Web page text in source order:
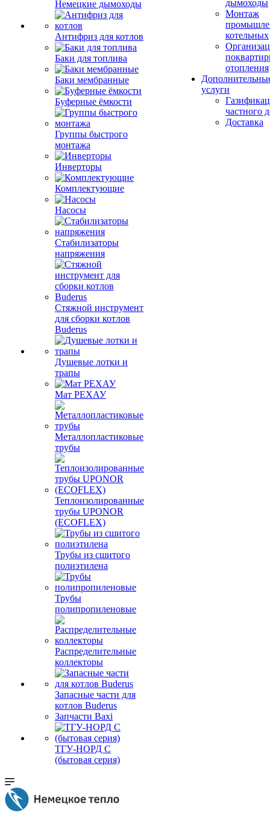
Немецкие дымоходы
Антифриз для котлов
Баки для топлива
Баки мембранные
Буферные ёмкости
Группы быстрого
монтажа
Инверторы
Комплектующие
Насосы
Стабилизаторы
напряжения
Стяжной инструмент
для сборки котлов
Buderus
Душевые лотки и
трапы
Мат РЕХАУ
Металлопластиковые
трубы
Теплоизолированные
трубы UPONOR
(ECOFLEX)
Трубы из сшитого
полиэтилена
Трубы
полипропиленовые
Распределительные
коллекторы
Запасные части для
котлов Buderus
Запчасти Baxi
ТГУ-НОРД С
(бытовая серия)
дымоходы
Монтаж
котельных
отопления
услуги
частного
Доставка